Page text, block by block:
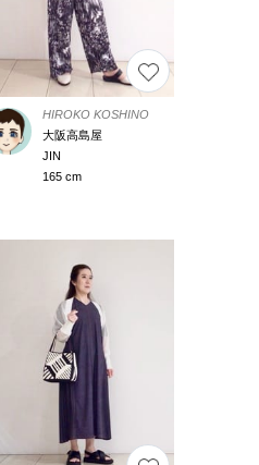
HIROKO KOSHINO
大阪高島屋
JIN
165 cm